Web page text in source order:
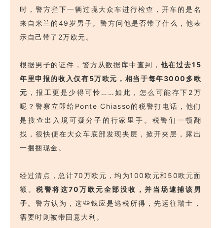
时，警方拦下一辆过境大众车进行检查，开车的是名
来自米兰的49岁男子。警方问他是否带了什么，他表
示自己带了2万欧元。
根据男子的证件，警方从数据库中查到， 他在过去15
年里申报的收入仅有5万欧元，相当于每年3000多欧
元 ，报工更是少得可怜……如此，怎么可能存下2万
呢？警察立即给Ponte Chiasso的税警打电话，他们
是搜查出入境可疑分子的行家里手。税警们一顿翻
找，很快便在大众车底部发现夹层，掀开夹层，露出
一捆捆现金。
经过清点，总计70万欧元，均为100欧元和50欧元面
额。税警将这70万欧元全部没收，并当场逮捕该男
子 。警方认为，这些钱应是逃税所得，先运往瑞士，
需要时则被带回意大利。